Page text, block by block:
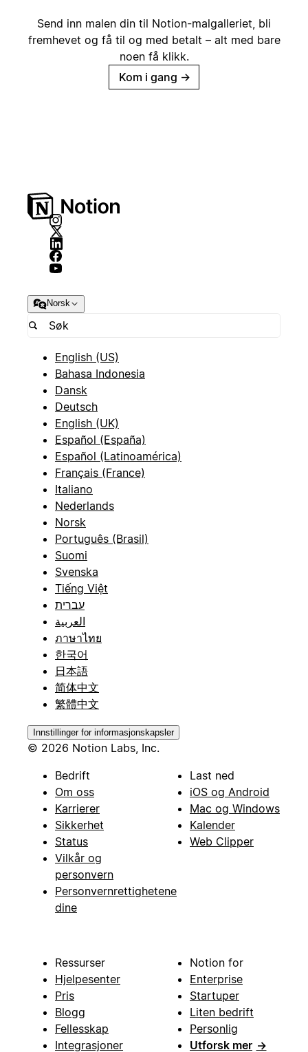
Send inn malen din til Notion-malgalleriet, bli
fremhevet og få til og med betalt – alt med bare
noen få klikk.
Kom i gang →
Norsk
English (US)
Bahasa Indonesia
Dansk
Deutsch
English (UK)
Español (España)
Español (Latinoamérica)
Français (France)
Italiano
Nederlands
Norsk
Português (Brasil)
Suomi
Svenska
Tiếng Việt
עברית
العربية
ภาษาไทย
한국어
日本語
简体中文
繁體中文
Innstillinger for informasjonskapsler
© 2026 Notion Labs, Inc.
Bedrift
Om oss
Karrierer
Sikkerhet
Status
Vilkår og
personvern
Personvernrettighetene
dine
Last ned
iOS og Android
Mac og Windows
Kalender
Web Clipper
Ressurser
Hjelpesenter
Pris
Blogg
Fellesskap
Integrasjoner
Notion for
Enterprise
Startuper
Liten bedrift
Personlig
Utforsk mer →